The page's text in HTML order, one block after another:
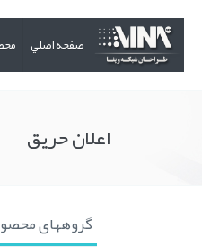
صفحه اصلي
اعلان حریق
گروههای